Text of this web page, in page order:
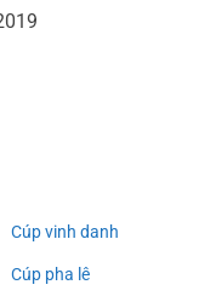
Cúp vinh danh
Cúp pha lê